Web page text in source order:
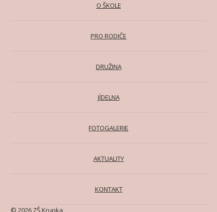
O ŠKOLE
PRO RODIČE
DRUŽINA
JÍDELNA
FOTOGALERIE
AKTUALITY
KONTAKT
© 2026 ZŠ Krupka